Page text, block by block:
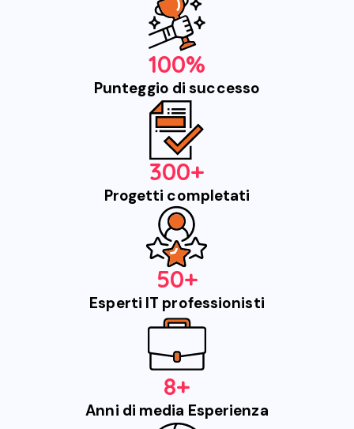
100%
Punteggio di successo
300+
Progetti completati
50+
Esperti IT professionisti
8+
Anni di media Esperienza